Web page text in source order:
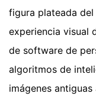
figura plateada
experiencia visual
de software de
algoritmos de
imágenes